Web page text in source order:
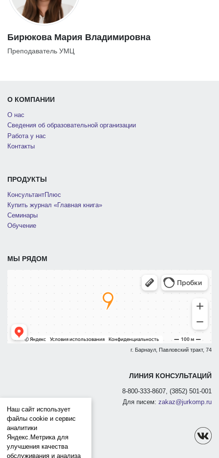
Бирюкова Мария Владимировна
Преподаватель УМЦ
О КОМПАНИИ
О нас
Сведения об образовательной организации
Работа у нас
Контакты
ПРОДУКТЫ
КонсультантПлюс
Купить журнал «Главная книга»
Семинары
Обучение
МЫ РЯДОМ
г. Барнаул, Павловский тракт, 74
ЛИНИЯ КОНСУЛЬТАЦИЙ
8-800-333-8607, (3852) 501-001
Для писем: zakaz@jurkomp.ru
Наш сайт использует
файлы cookie и сервис
аналитики
Яндекс.Метрика для
улучшения качества
обслуживания и анализа